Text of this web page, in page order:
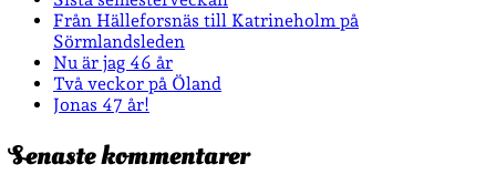
Från Hälleforsnäs till Katrineholm på
Sörmlandsleden
Nu är jag 46 år
Två veckor på Öland
Jonas 47 år!
Senaste kommentarer